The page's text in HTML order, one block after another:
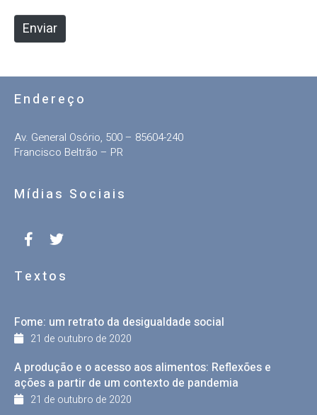
e
Enviar
Endereço
Av. General Osório, 500 – 85604-240
Francisco Beltrão – PR
Mídias Sociais
Textos
Fome: um retrato da desigualdade social
21 de outubro de 2020
A produção e o acesso aos alimentos: Reflexões e
ações a partir de um contexto de pandemia
21 de outubro de 2020